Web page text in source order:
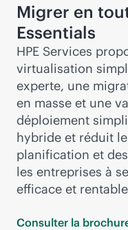
Migrer en
Essentials
HPE Services
virtualisation
experte, une
en masse et une
déploiement
hybride et réduit
planification et
les entreprises à
efficace et
Consulter la